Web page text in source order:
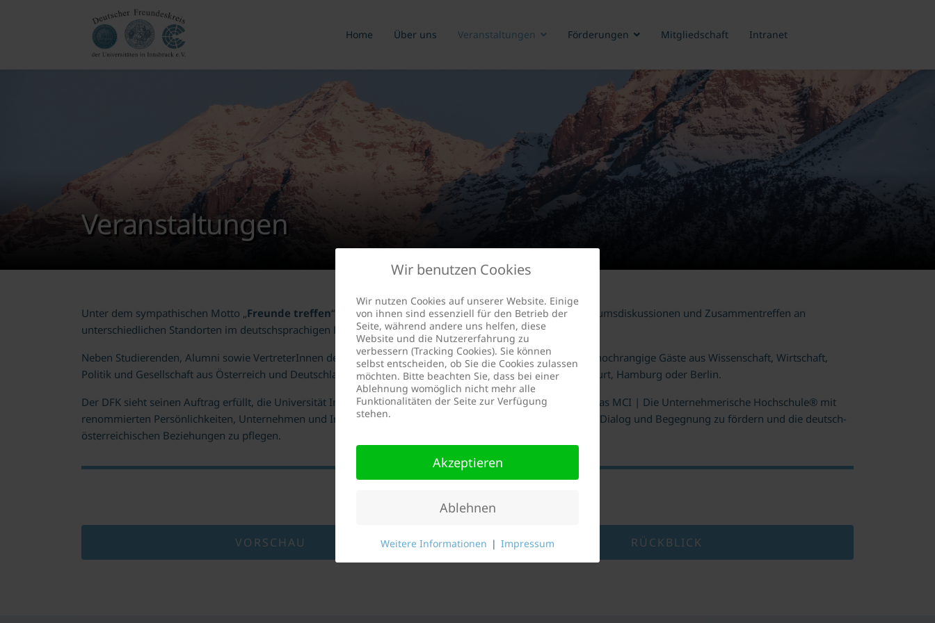
Home Über uns Veranstaltungen Förderungen Mitgliedschaft Intranet
Veranstaltungen
Unter dem sympathischen Motto „Freunde treffen“ organisiert der DFK regelmäßig Veranstaltungen, Podiumsdiskussionen und Zusammentreffen an
unterschiedlichen Standorten im deutschsprachigen Raum.
Neben Studierenden, Alumni sowie VertreterInnen der Innsbrucker Universitäten folgten bereits auch viele hochrangige Gäste aus Wissenschaft, Wirtschaft,
Politik und Gesellschaft aus Österreich und Deutschland den Einladungen nach Innsbruck, München, Frankfurt, Hamburg oder Berlin.
Der DFK sieht seinen Auftrag erfüllt, die Universität Innsbruck, die Medizinische Universität Innsbruck und das MCI | Die Unternehmerische Hochschule® mit
renommierten Persönlichkeiten, Unternehmen und Institutionen zusammenzubringen, nachbarschaftlichen Dialog und Begegnung zu fördern und die deutsch-
österreichischen Beziehungen zu pflegen.
VORSCHAU RÜCKBLICK
Wir benutzen Cookies
Wir nutzen Cookies auf unserer Website. Einige
von ihnen sind essenziell für den Betrieb der
Seite, während andere uns helfen, diese
Website und die Nutzererfahrung zu
verbessern (Tracking Cookies). Sie können
selbst entscheiden, ob Sie die Cookies zulassen
möchten. Bitte beachten Sie, dass bei einer
Ablehnung womöglich nicht mehr alle
Funktionalitäten der Seite zur Verfügung
stehen.
Akzeptieren
Ablehnen
Weitere Informationen | Impressum